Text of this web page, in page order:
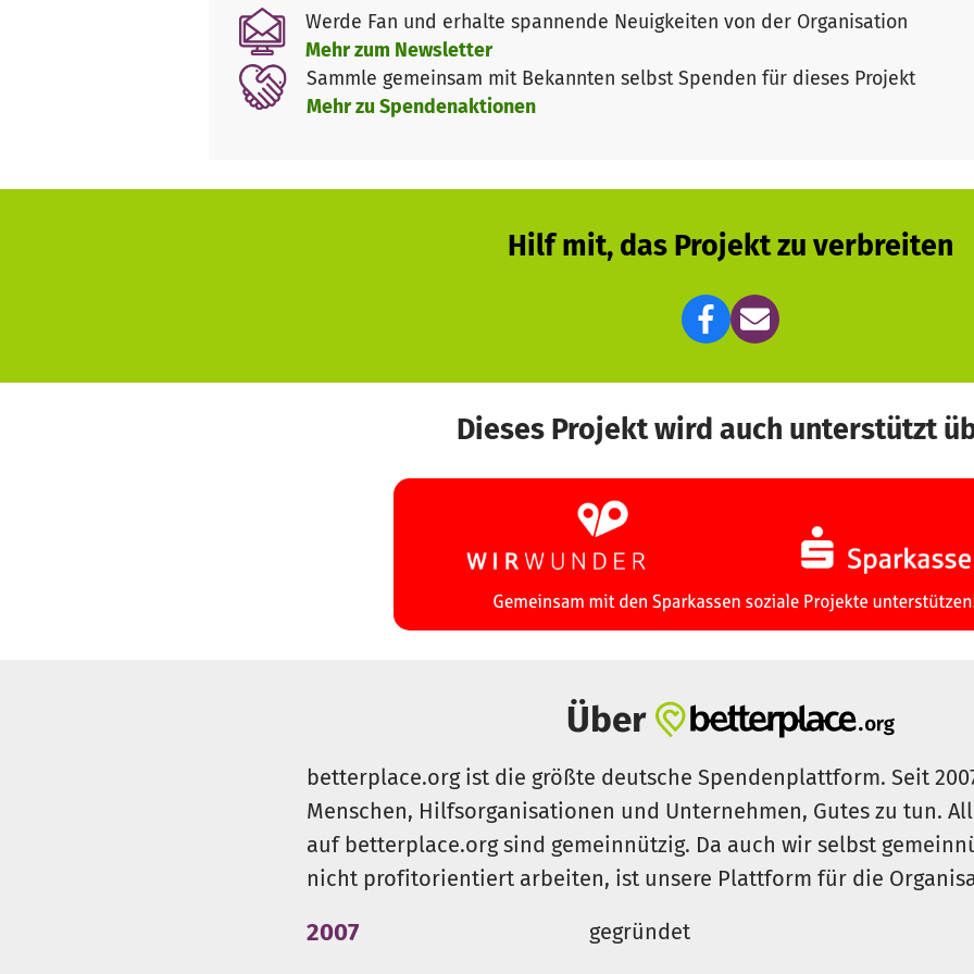
Werde Fan und erhalte spannende Neuigkeiten von der Organisation
Mehr zum Newsletter
Sammle gemeinsam mit Bekannten selbst Spenden für dieses Projekt
Mehr zu Spendenaktionen
Hilf mit, das Projekt zu verbreiten
Dieses Projekt wird auch unterstützt
Über
betterplace.org ist die größte deutsche Spendenplattform. Seit
Menschen, Hilfsorganisationen und Unternehmen, Gutes zu tun.
auf betterplace.org sind gemeinnützig. Da auch wir selbst
nicht profitorientiert arbeiten, ist unsere Plattform für die
2007 gegründet